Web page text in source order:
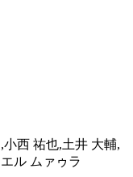
小西 祐也,土井 大輔,
ル ムァゥラ